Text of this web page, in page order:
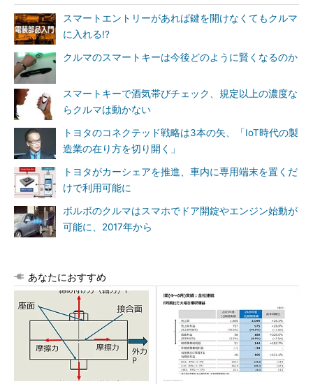
スマートエントリーがあれば鍵を開けなくてもクルマ
に入れる!?
クルマのスマートキーは今後どのように賢くなるのか
スマートキーで酒気帯びチェック、規定以上の濃度な
らクルマは動かない
トヨタのコネクテッド戦略は3本の矢、「IoT時代の製
造業の在り方を切り開く」
トヨタがカーシェアを推進、車内に専用端末を置くだ
けで利用可能に
ボルボのクルマはスマホでドア開錠やエンジン始動が
可能に、2017年から
あなたにおすすめ